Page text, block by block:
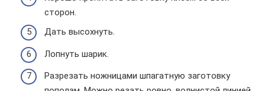
сторон.
Дать высохнуть.
Лопнуть шарик.
Разрезать ножницами шпагатную заготовку